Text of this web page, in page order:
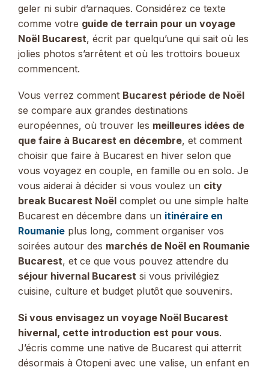
geler ni subir d’arnaques. Considérez ce texte
comme votre guide de terrain pour un voyage
Noël Bucarest, écrit par quelqu’une qui sait où les
jolies photos s’arrêtent et où les trottoirs boueux
commencent.
Vous verrez comment Bucarest période de Noël
se compare aux grandes destinations
européennes, où trouver les meilleures idées de
que faire à Bucarest en décembre, et comment
choisir que faire à Bucarest en hiver selon que
vous voyagez en couple, en famille ou en solo. Je
vous aiderai à décider si vous voulez un city
break Bucarest Noël complet ou une simple halte
Bucarest en décembre dans un itinéraire en
Roumanie plus long, comment organiser vos
soirées autour des marchés de Noël en Roumanie
Bucarest, et ce que vous pouvez attendre du
séjour hivernal Bucarest si vous privilégiez
cuisine, culture et budget plutôt que souvenirs.
Si vous envisagez un voyage Noël Bucarest
hivernal, cette introduction est pour vous.
J’écris comme une native de Bucarest qui atterrit
désormais à Otopeni avec une valise, un enfant en